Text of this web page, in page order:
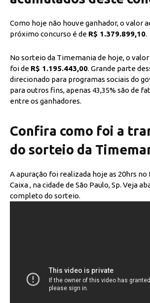
Como hoje não houve ganhador, o valor
próximo concurso é de R$ 1.379.899,10.
No sorteio da Timemania de hoje, o
foi de R$ 1.195.443,00. Grande parte
direcionado para programas sociais do
para outros fins, apenas 43,35% são de
entre os ganhadores.
Confira como foi a
do sorteio da
A apuração foi realizada hoje as 20hrs no
Caixa , na cidade de São Paulo, Sp. Veja
completo do sorteio.